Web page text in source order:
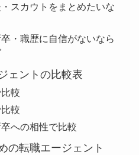
スカウトをまとめたいな
・職歴に自信がないなら
ェントの比較表
較
較
への相性で比較
の転職エージェント